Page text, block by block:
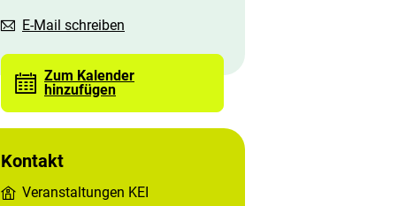
E-Mail schreiben
Zum Kalender
hinzufügen
Kontakt
Veranstaltungen KEI